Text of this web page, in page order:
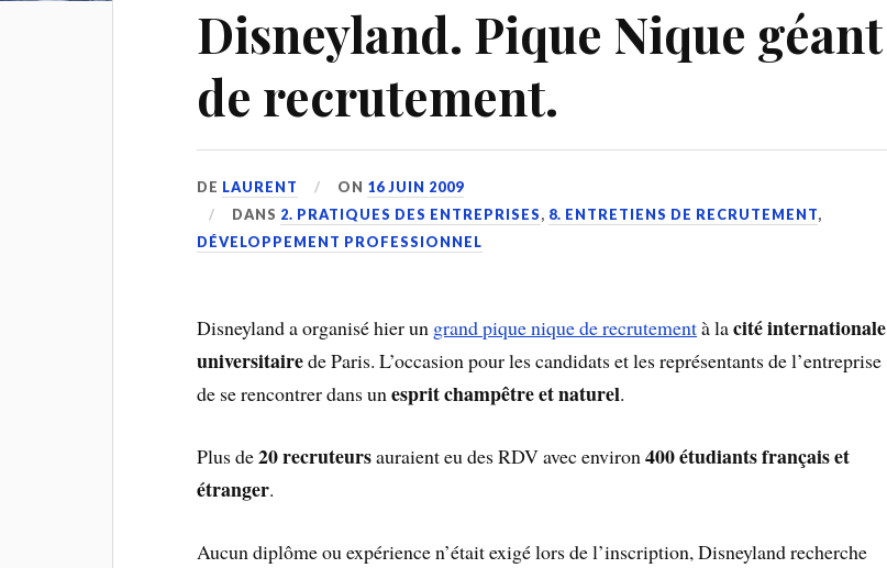
Disneyland. Pique Nique géant
de recrutement.
DE LAURENT ON 16 JUIN 2009
DANS 2. PRATIQUES DES ENTREPRISES, 8. ENTRETIENS DE RECRUTEMENT,
DÉVELOPPEMENT PROFESSIONNEL
Disneyland a organisé hier un grand pique nique de recrutementà lacité internationale
universitairede Paris. L’occasion pour les candidats et les représentants de l’entreprise
de se rencontrer dans unesprit champêtre et naturel.
Plus de20 recruteursauraient eu des RDV avec environ400 étudiants français et
étranger.
Aucun diplôme ou expérience n’était exigé lors de l’inscription, Disneyland recherche